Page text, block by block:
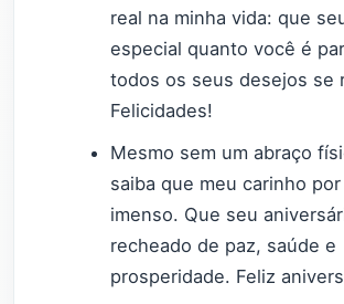
real na minha vida: que
especial quanto você é
todos os seus desejos se
Felicidades!
Mesmo sem um abraço
saiba que meu carinho
imenso. Que seu
recheado de paz, saúde e
prosperidade. Feliz